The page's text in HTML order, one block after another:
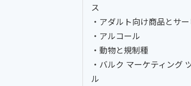
ス
・アダルト向け商品とサ
・アルコール
・動物と規制種
・バルク マーケティング
ル